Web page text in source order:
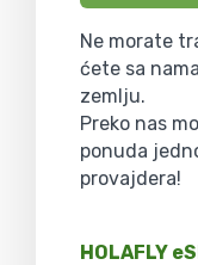
Ne morate
ćete sa
zemlju.
Preko nas
ponuda
provajdera!
HOLAFLY